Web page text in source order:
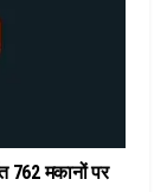
762 मकानों पर